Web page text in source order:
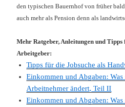
den typischen Bauernhof von früher
auch mehr als Pension denn als
Mehr Ratgeber, Anleitungen und
Arbeitgeber:
Tipps für die Jobsuche als
Einkommen und Abgaben:
Arbeitnehmer ändert, Teil II
Einkommen und Abgaben: